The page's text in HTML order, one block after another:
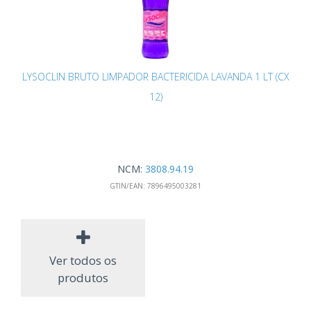
LYSOCLIN BRUTO LIMPADOR BACTERICIDA LAVANDA 1 LT (CX
12)
NCM: 3808.94.19
GTIN/EAN: 7896495003281
Ver todos os
produtos